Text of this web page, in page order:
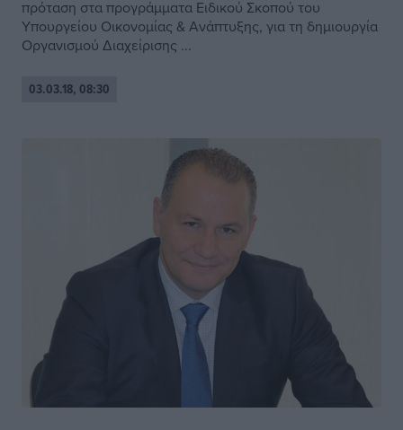
πρόταση στα προγράμματα Ειδικού Σκοπού του
Υπουργείου Οικονομίας & Ανάπτυξης, για τη δημιουργία
Οργανισμού Διαχείρισης ...
03.03.18, 08:30